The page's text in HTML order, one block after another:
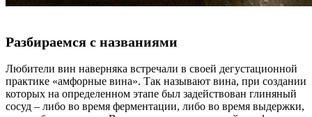
Разбираемся с названиями
Любители вин наверняка встречали в своей дегустационной
практике «амфорные вина». Так называют вина, при создании
которых на определенном этапе был задействован глиняный
сосуд – либо во время ферментации, либо во время выдержки,